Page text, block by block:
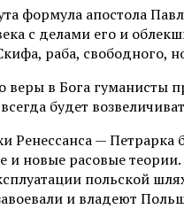
формула апостола
с делами его и
раба, свободного,
веры в Бога гуманисты
будет
Ренессанса —
и новые расовые
польской
и владеют